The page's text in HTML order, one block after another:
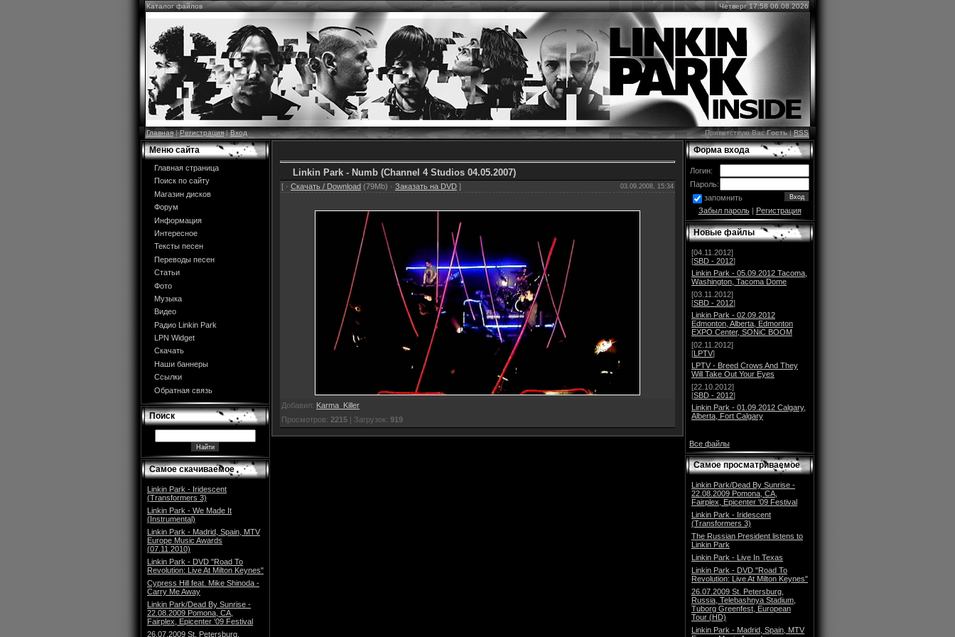
Каталог файлов Четверг 17:58 06.08.2026
Главная|Регистрация|Вход Приветствую ВасГость|RSS
Меню сайта
Главная страница
Поиск по сайту
Магазин дисков
Форум
Информация
Интересное
Тексты песен
Переводы песен
Статьи
Фото
Музыка
Видео
Радио Linkin Park
LPN Widget
Скачать
Наши баннеры
Ссылки
Обратная связь
Поиск
Самое скачиваемое
Linkin Park - Iridescent
(Transformers 3)
Linkin Park - We Made It
(Instrumental)
Linkin Park - Madrid, Spain, MTV
Europe Music Awards
(07.11.2010)
Linkin Park - DVD "Road To
Revolution: Live At Milton Keynes"
Cypress Hill feat. Mike Shinoda -
Carry Me Away
Linkin Park/Dead By Sunrise -
22.08.2009 Pomona, CA,
Fairplex, Epicenter '09 Festival
26.07.2009 St. Petersburg,
Linkin Park - Numb (Channel 4 Studios 04.05.2007)
[ · Скачать / Download (79Mb) · Заказать на DVD ] 03.09.2008, 15:34
Добавил: Karma_Killer
Просмотров: 2215 | Загрузок: 919
Форма входа
Логин:
Пароль:
запомнить
Забыл пароль| Регистрация
Новые файлы
[04.11.2012]
[SBD - 2012]
Linkin Park - 05.09.2012 Tacoma,
Washington, Tacoma Dome
[03.11.2012]
[SBD - 2012]
Linkin Park - 02.09.2012
Edmonton, Alberta, Edmonton
EXPO Center, SONiC BOOM
[02.11.2012]
[LPTV]
LPTV - Breed Crows And They
Will Take Out Your Eyes
[22.10.2012]
[SBD - 2012]
Linkin Park - 01.09.2012 Calgary,
Alberta, Fort Calgary
Все файлы
Самое просматриваемое
Linkin Park/Dead By Sunrise -
22.08.2009 Pomona, CA,
Fairplex, Epicenter '09 Festival
Linkin Park - Iridescent
(Transformers 3)
The Russian President listens to
Linkin Park
Linkin Park - Live In Texas
Linkin Park - DVD "Road To
Revolution: Live At Milton Keynes"
26.07.2009 St. Petersburg,
Russia, Telebashnya Stadium,
Tuborg Greenfest, European
Tour (HD)
Linkin Park - Madrid, Spain, MTV